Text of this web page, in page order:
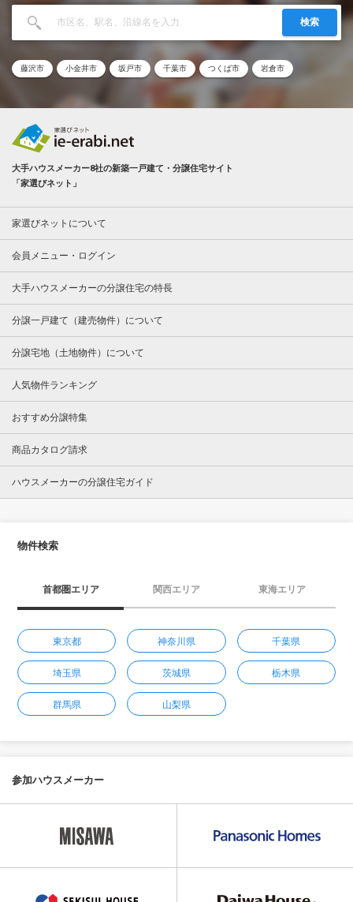
検索
藤沢市 小金井市 坂戸市 千葉市 つくば市 岩倉市
大手ハウスメーカー8社の新築一戸建て・分譲住宅サイト
「家選びネット」
家選びネットについて
会員メニュー・ログイン
大手ハウスメーカーの分譲住宅の特長
分譲一戸建て（建売物件）について
分譲宅地（土地物件）について
人気物件ランキング
おすすめ分譲特集
商品カタログ請求
ハウスメーカーの分譲住宅ガイド
物件検索
首都圏エリア 関西エリア 東海エリア
東京都 神奈川県 千葉県
埼玉県 茨城県 栃木県
群馬県 山梨県
参加ハウスメーカー